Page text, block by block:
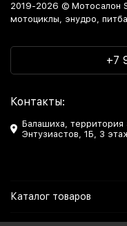
2019-2026 © Мотосалон
мотоциклы, энудро,
+7
Контакты:
Балашиха, территория
Энтузиастов, 1Б, 3
Каталог товаров